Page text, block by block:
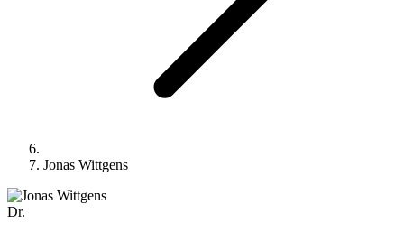
Jonas Wittgens
Dr.